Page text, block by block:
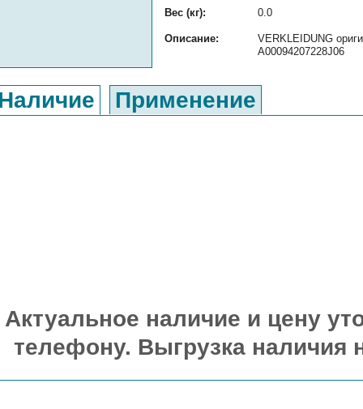
Вес (кг): 0.0
Описание:
VERKLEIDUNG
A00094207228J06
Применение
Актуальное наличие и цену
телефону. Выгрузка наличия